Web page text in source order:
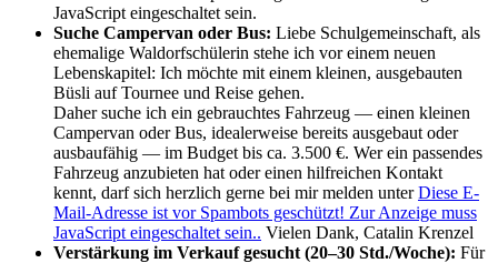
JavaScript eingeschaltet sein.
Suche Campervan oder Bus: Liebe Schulgemeinschaft, als
ehemalige Waldorfschülerin stehe ich vor einem neuen
Lebenskapitel: Ich möchte mit einem kleinen, ausgebauten
Büsli auf Tournee und Reise gehen.
Daher suche ich ein gebrauchtes Fahrzeug — einen kleinen
Campervan oder Bus, idealerweise bereits ausgebaut oder
ausbaufähig — im Budget bis ca. 3.500 €. Wer ein passendes
Fahrzeug anzubieten hat oder einen hilfreichen Kontakt
kennt, darf sich herzlich gerne bei mir melden unterDiese E-
Mail-Adresse ist vor Spambots geschützt! Zur Anzeige muss
JavaScript eingeschaltet sein.. Vielen Dank, Catalin Krenzel
Verstärkung im Verkauf gesucht (20–30 Std./Woche): Für